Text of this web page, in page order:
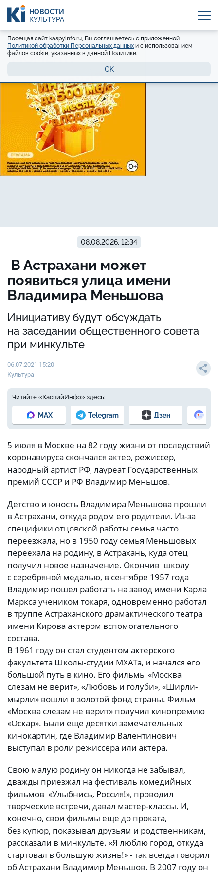
НОВОСТИ
КУЛЬТУРА
Посещая сайт kaspyinfo.ru, Вы соглашаетесь с приложенной
Политикой обработки Персональных данных и с использованием
файлов cookie, указанных в данной Политике.
OK
08.08.2026, 12:34
В Астрахани может
появиться улица имени
Владимира Меньшова
Инициативу будут обсуждать
на заседании общественного совета
при минкульте
06.07.2021 15:20
Культура
Читайте «КаспийИнфо» здесь:
MAX Telegram Дзен
5 июля в Москве на 82 году жизни от последствий
коронавируса скончался актер, режиссер,
народный артист РФ, лауреат Государственных
премий СССР и РФ Владимир Меньшов.
Детство и юность Владимира Меньшова прошли
в Астрахани, откуда родом его родители. Из-за
специфики отцовской работы семья часто
переезжала, но в 1950 году семья Меньшовых
переехала на родину, в Астрахань, куда отец
получил новое назначение. Окончив школу
с серебряной медалью, в сентябре 1957 года
Владимир пошел работать на завод имени Карла
Маркса учеником токаря, одновременно работал
в труппе Астраханского драмактического театра
имени Кирова актером вспомогательного
состава.
В 1961 году он стал студентом актерского
факультета Школы-студии МХАТа, и начался его
большой путь в кино. Его фильмы «Москва
слезам не верит», «Любовь и голуби», «Ширли-
мырли» вошли в золотой фонд страны. Фильм
«Москва слезам не верит» получил кинопремию
«Оскар». Были еще десятки замечательных
кинокартин, где Владимир Валентинович
выступал в роли режиссера или актера.
Свою малую родину он никогда не забывал,
дважды приезжал на фестиваль комедийных
фильмов «Улыбнись, Россия!», проводил
творческие встречи, давал мастер-классы. И,
конечно, свои фильмы еще до проката,
без купюр, показывал друзьям и родственникам,
рассказали в минкульте. «Я люблю город, откуда
стартовал в большую жизнь!» - так всегда говорил
об Астрахани Владимир Меньшов. В 2007 году он